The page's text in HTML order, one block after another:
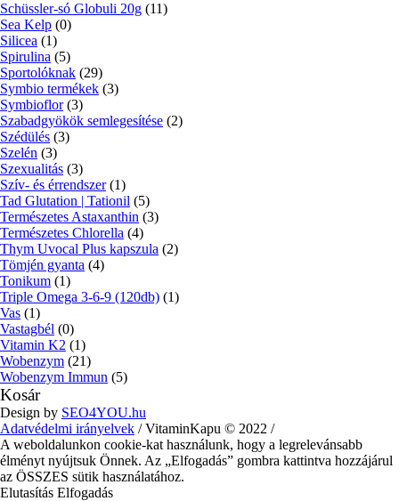
Schüssler-só Globuli 20g (11)
Sea Kelp (0)
Silicea (1)
Spirulina (5)
Sportolóknak (29)
Symbio termékek (3)
Symbioflor (3)
Szabadgyökök semlegesítése (2)
Szédülés (3)
Szelén (3)
Szexualitás (3)
Szív- és érrendszer (1)
Tad Glutation | Tationil (5)
Természetes Astaxanthin (3)
Természetes Chlorella (4)
Thym Uvocal Plus kapszula (2)
Tömjén gyanta (4)
Tonikum (1)
Triple Omega 3-6-9 (120db) (1)
Vas (1)
Vastagbél (0)
Vitamin K2 (1)
Wobenzym (21)
Wobenzym Immun (5)
Kosár
Design by SEO4YOU.hu
Adatvédelmi irányelvek / VitaminKapu © 2022 /
A weboldalunkon cookie-kat használunk, hogy a legrelevánsabb
élményt nyújtsuk Önnek. Az „Elfogadás” gombra kattintva hozzájárul
az ÖSSZES sütik használatához.
Elutasítás Elfogadás